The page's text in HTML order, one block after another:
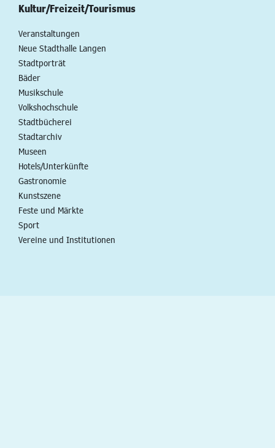
Kultur/Freizeit/Tourismus
Veranstaltungen
Neue Stadthalle Langen
Stadtporträt
Bäder
Musikschule
Volkshochschule
Stadtbücherei
Stadtarchiv
Museen
Hotels/Unterkünfte
Gastronomie
Kunstszene
Feste und Märkte
Sport
Vereine und Institutionen